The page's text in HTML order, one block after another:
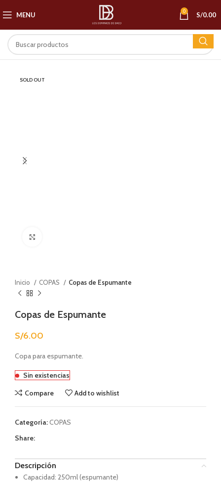
MENU 0 S/0.00
SOLD OUT
Inicio COPAS Copas de Espumante
Copas de Espumante
S/6.00
Copa para espumante.
Sin existencias
Compare
Add to wishlist
Categoría:COPAS
Share:
Descripción
Capacidad: 250ml (espumante)